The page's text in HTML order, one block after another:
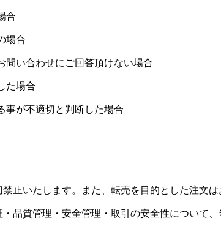
合
場合
問い合わせにご回答頂けない場合
た場合
事が不適切と判断した場合
止いたします。また、転売を目的とした注文は
品質管理・安全管理・取引の安全性について